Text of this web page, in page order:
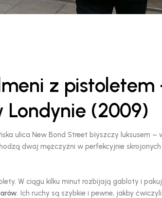
z pistoletem
(2009)
ulica New Bond Street błyszczy luksusem –
dwaj mężczyźni w perfekcyjnie
W ciągu kilku minut rozbijają gabloty i
. Ich ruchy są szybkie i pewne, jakby